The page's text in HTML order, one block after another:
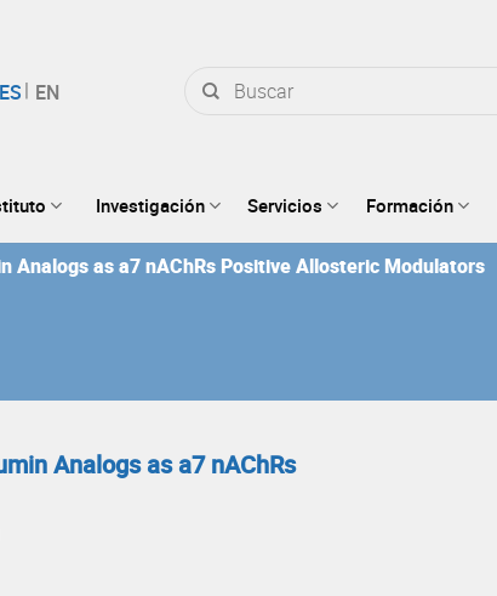
por:
Investigación Servicios Formación
Analogs as a7 nAChRs Positive Allosteric Modulators
Analogs as a7 nAChRs